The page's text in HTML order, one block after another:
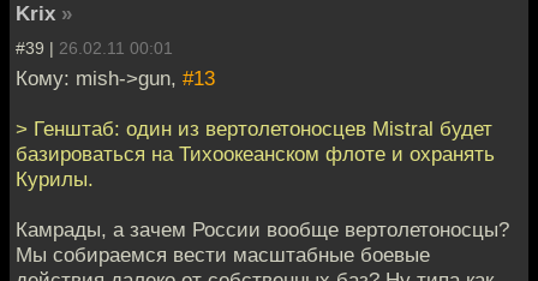
Krix »
#39 | 26.02.11 00:01
Кому: mish->gun, #13
> Генштаб: один из вертолетоносцев Mistral будет
базироваться на Тихоокеанском флоте и охранять
Курилы.
Камрады, а зачем России вообще вертолетоносцы?
Мы собираемся вести масштабные боевые